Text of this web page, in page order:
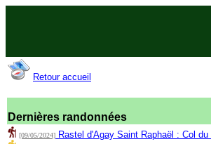
Retour accueil
Dernières randonnées
[09/05/2024] Rastel d'Agay Saint Raphaël : Col du